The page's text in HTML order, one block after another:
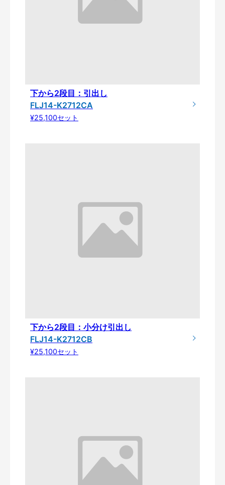
下から2段目：引出し
FLJ14-K2712CA
¥25,100セット
下から2段目：小分け引出し
FLJ14-K2712CB
¥25,100セット